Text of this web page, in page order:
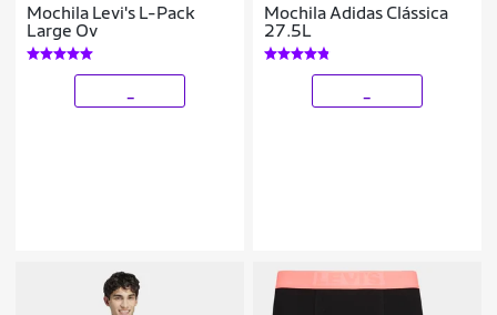
Mochila Levi's L-Pack
Large Ov
Mochila Adidas Clássica
27.5L